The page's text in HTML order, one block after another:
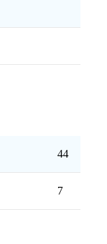
44
7